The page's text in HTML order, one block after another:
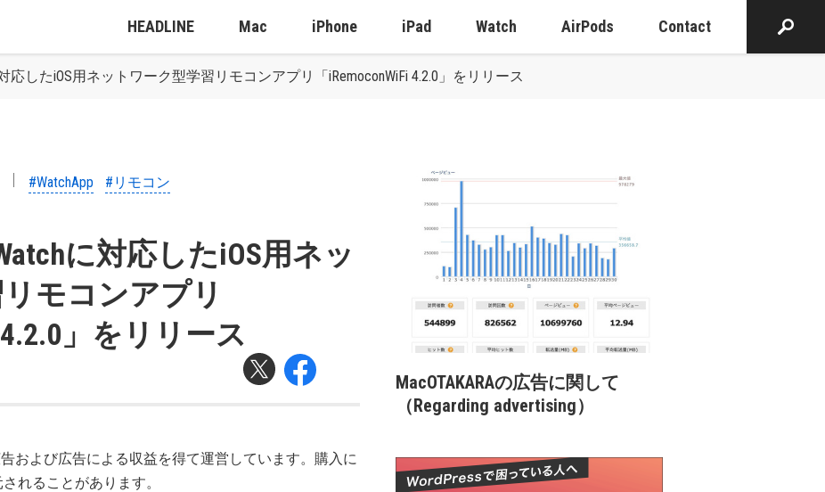
HEADLINE Mac iPhone iPad Watch AirPods Contact
応したiOS用ネットワーク型学習リモコンアプリ「iRemoconWiFi 4.2.0」をリリース
#WatchApp #リモコン
に対応したiOS用ネッ
モコンアプリ
4.2.0」をリリース
および広告による収益を得て運営しています。購入に
れることがあります。
MacOTAKARAの広告に関して
（Regarding advertising）